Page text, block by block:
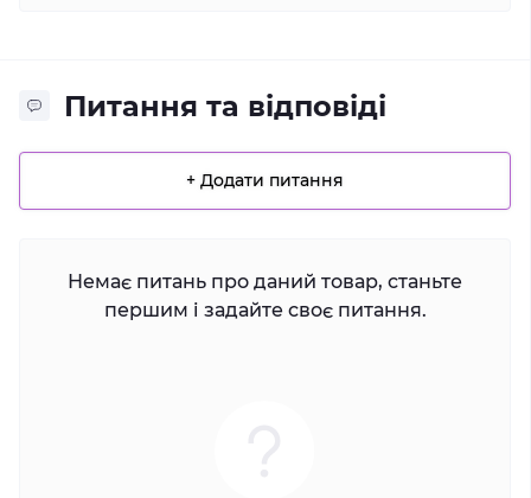
Питання та відповіді
+ Додати питання
Немає питань про даний товар, станьте
першим і задайте своє питання.